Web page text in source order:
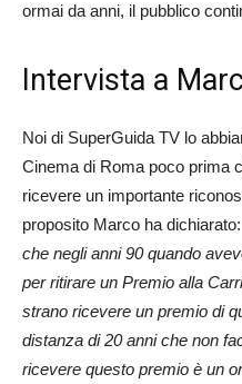
ormai da anni, il pubblico
Intervista a
Noi di SuperGuida TV lo
Cinema di Roma poco prima
ricevere un importante
proposito Marco ha dichiarato:
che negli anni 90 quando
per ritirare un Premio alla
strano ricevere un premio di
distanza di 20 anni che non
ricevere questo premio è un